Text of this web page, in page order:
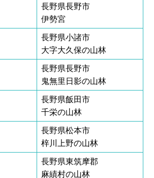
長野県長野市
伊勢宮
長野県小諸市
大字大久保の山林
長野県長野市
鬼無里日影の山林
長野県飯田市
千栄の山林
長野県松本市
梓川上野の山林
長野県東筑摩郡
麻績村の山林